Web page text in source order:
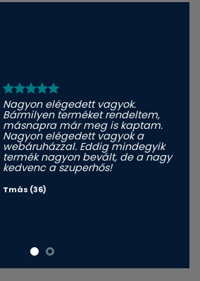
Nagyon elégedett vagyok.
Bármilyen terméket rendeltem,
másnapra már meg is kaptam.
Nagyon elégedett vagyok a
webáruházzal. Eddig mindegyik
termék nagyon bevált, de a nagy
kedvenc a szuperhős!
Tmás (36)